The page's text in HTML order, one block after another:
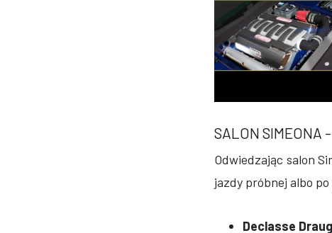
SALON SIMEONA
Odwiedzając salon
jazdy próbnej albo
Declasse